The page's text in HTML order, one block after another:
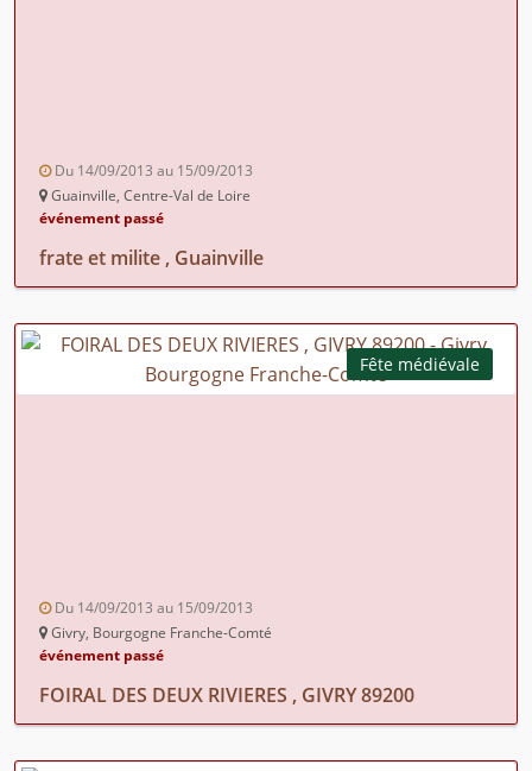
Du 14/09/2013 au 15/09/2013
Guainville, Centre-Val de Loire
événement passé
frate et milite , Guainville
Fête médiévale
Du 14/09/2013 au 15/09/2013
Givry, Bourgogne Franche-Comté
événement passé
FOIRAL DES DEUX RIVIERES , GIVRY 89200